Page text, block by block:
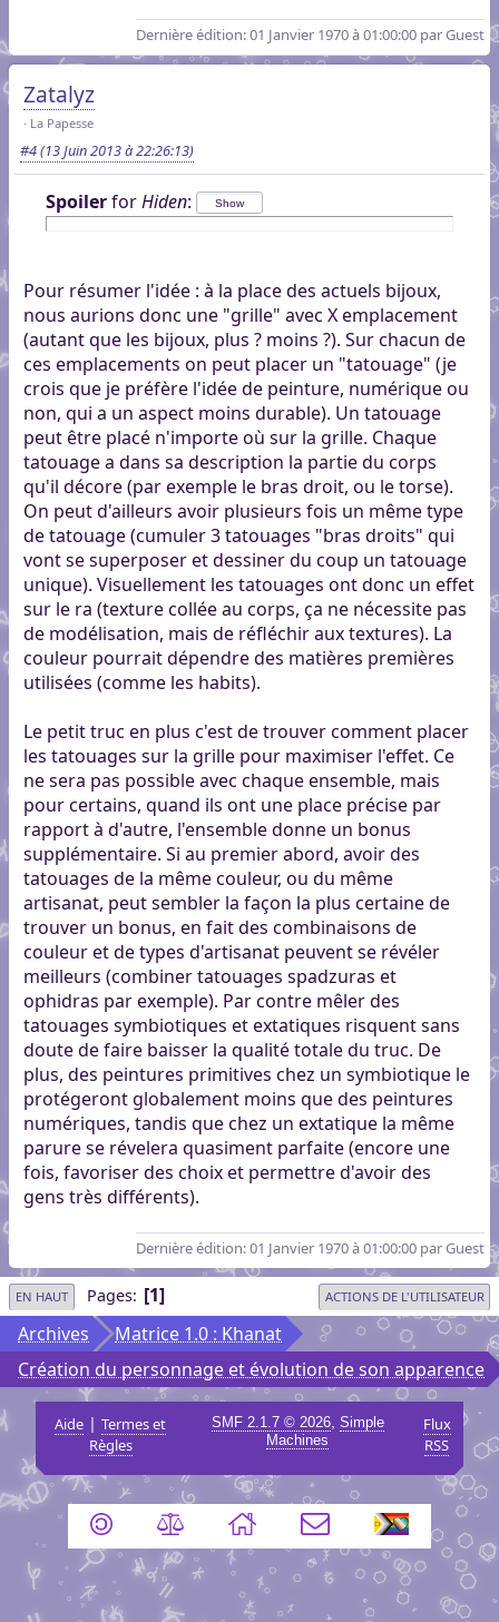
Dernière édition: 01 Janvier 1970 à 01:00:00 par Guest
Zatalyz
La Papesse
#4(13 Juin 2013 à 22:26:13)
SpoilerforHiden:
Pour résumer l'idée : à la place des actuels bijoux,
nous aurions donc une "grille" avec X emplacement
(autant que les bijoux, plus ? moins ?). Sur chacun de
ces emplacements on peut placer un "tatouage" (je
crois que je préfère l'idée de peinture, numérique ou
non, qui a un aspect moins durable). Un tatouage
peut être placé n'importe où sur la grille. Chaque
tatouage a dans sa description la partie du corps
qu'il décore (par exemple le bras droit, ou le torse).
On peut d'ailleurs avoir plusieurs fois un même type
de tatouage (cumuler 3 tatouages "bras droits" qui
vont se superposer et dessiner du coup un tatouage
unique). Visuellement les tatouages ont donc un effet
sur le ra (texture collée au corps, ça ne nécessite pas
de modélisation, mais de réfléchir aux textures). La
couleur pourrait dépendre des matières premières
utilisées (comme les habits).
Le petit truc en plus c'est de trouver comment placer
les tatouages sur la grille pour maximiser l'effet. Ce
ne sera pas possible avec chaque ensemble, mais
pour certains, quand ils ont une place précise par
rapport à d'autre, l'ensemble donne un bonus
supplémentaire. Si au premier abord, avoir des
tatouages de la même couleur, ou du même
artisanat, peut sembler la façon la plus certaine de
trouver un bonus, en fait des combinaisons de
couleur et de types d'artisanat peuvent se révéler
meilleurs (combiner tatouages spadzuras et
ophidras par exemple). Par contre mêler des
tatouages symbiotiques et extatiques risquent sans
doute de faire baisser la qualité totale du truc. De
plus, des peintures primitives chez un symbiotique le
protégeront globalement moins que des peintures
numériques, tandis que chez un extatique la même
parure se révelera quasiment parfaite (encore une
fois, favoriser des choix et permettre d'avoir des
gens très différents).
Dernière édition: 01 Janvier 1970 à 01:00:00 par Guest
EN HAUT Pages 1 ACTIONS DE L'UTILISATEUR
Archives
Matrice 1.0 : Khanat
Création du personnage et évolution de son apparence
Aide |Termes et
Règles
SMF 2.1.7 © 2026, Simple
Machines
Flux
RSS